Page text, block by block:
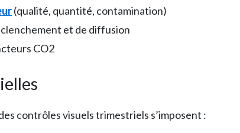
(qualité, quantité, contamination)
et de diffusion
CO2
contrôles visuels trimestriels s’imposent :